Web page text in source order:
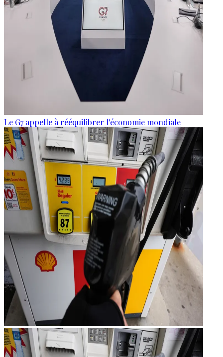
Le G7 appelle à rééquilibrer l'économie mondiale